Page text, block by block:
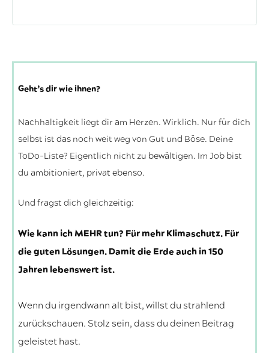
Geht’s dir wie ihnen?
Nachhaltigkeit liegt dir am Herzen. Wirklich. Nur für dich
selbst ist das noch weit weg von Gut und Böse. Deine
ToDo-Liste? Eigentlich nicht zu bewältigen. Im Job bist
du ambitioniert, privat ebenso.
Und fragst dich gleichzeitig:
Wie kann ich MEHR tun? Für mehr Klimaschutz. Für
die guten Lösungen. Damit die Erde auch in 150
Jahren lebenswert ist.
Wenn du irgendwann alt bist, willst du strahlend
zurückschauen. Stolz sein, dass du deinen Beitrag
geleistet hast.